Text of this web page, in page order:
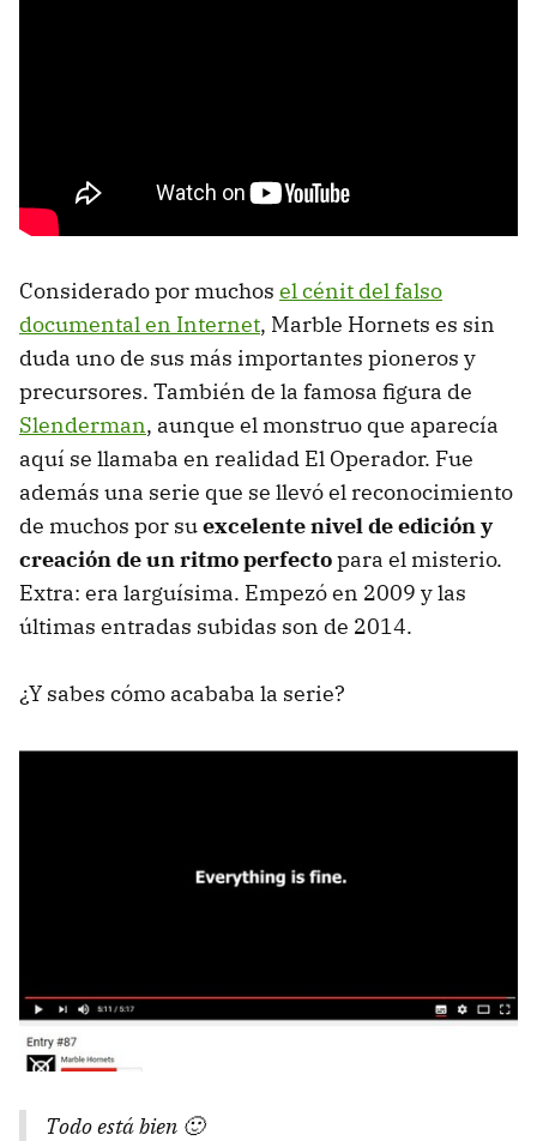
Considerado por muchos el cénit del falso
documental en Internet, Marble Hornets es sin
duda uno de sus más importantes pioneros y
precursores. También de la famosa figura de
Slenderman, aunque el monstruo que aparecía
aquí se llamaba en realidad El Operador. Fue
además una serie que se llevó el reconocimiento
de muchos por suexcelente nivel de edición y
creación de un ritmo perfectopara el misterio.
Extra: era larguísima. Empezó en 2009 y las
últimas entradas subidas son de 2014.
¿Y sabes cómo acababa la serie?
Todo está bien 🙂